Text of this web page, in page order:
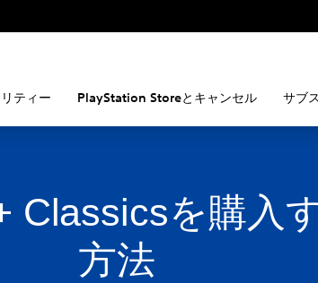
ティー PlayStation Storeとキャンセル サブ
Classicsを購入
方法